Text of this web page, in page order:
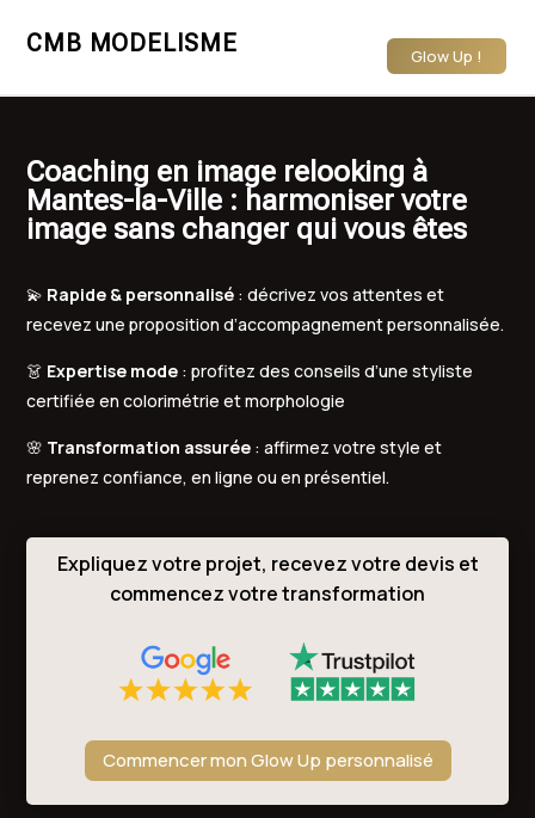
CMB MODELISME Glow Up !
Coaching en image relooking à
Mantes-la-Ville : harmoniser votre
image sans changer qui vous êtes
💫 Rapide & personnalisé : décrivez vos attentes et
recevez une proposition d’accompagnement personnalisée.
👗 Expertise mode : profitez des conseils d’une styliste
certifiée en colorimétrie et morphologie
🌸 Transformation assurée : affirmez votre style et
reprenez confiance, en ligne ou en présentiel.
Expliquez votre projet, recevez votre devis et
commencez votre transformation
Commencer mon Glow Up personnalisé